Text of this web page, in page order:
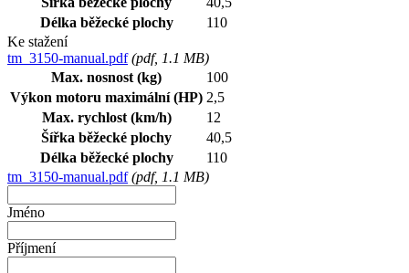
Délka běžecké plochy
110
Ke stažení
tm_3150-manual.pdf (pdf, 1.1 MB)
Max. nosnost (kg)
100
Výkon motoru maximální (HP) 2,5
Max. rychlost (km/h)
12
Šířka běžecké plochy
40,5
Délka běžecké plochy
110
tm_3150-manual.pdf (pdf, 1.1 MB)
Jméno
Příjmení